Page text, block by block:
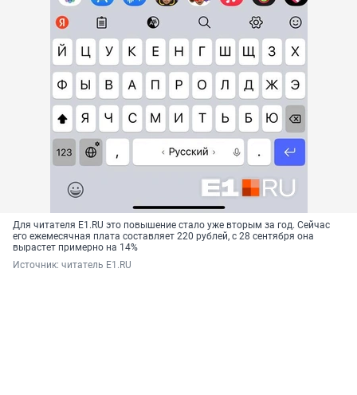
Для читателя E1.RU это повышение стало уже вторым за год. Сейчас
его ежемесячная плата составляет 220 рублей, с 28 сентября она
вырастет примерно на 14%
Источник: читатель E1.RU